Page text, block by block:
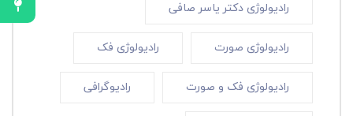
رادیولوژی دکتر یاسر صافی
رادیولوژی صورت رادیولوژی فک
رادیولوژی فک و صورت رادیوگرافی